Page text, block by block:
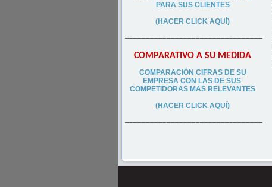
PARA SUS CLIENTES
(HACER CLICK AQUÍ)
–––––––––––––––––––––––––––––––––
COMPARATIVO A SU MEDIDA
COMPARACIÓN CIFRAS DE SU
EMPRESA CON LAS DE SUS
COMPETIDORAS MAS RELEVANTES
(HACER CLICK AQUÍ)
–––––––––––––––––––––––––––––––––